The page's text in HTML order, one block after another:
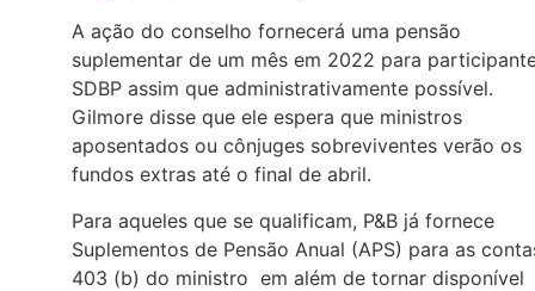
A ação do conselho fornecerá uma pensão
suplementar de um mês em 2022 para
SDBP assim que administrativamente possível.
Gilmore disse que ele espera que ministros
aposentados ou cônjuges sobreviventes verão os
fundos extras até o final de abril.
Para aqueles que se qualificam, P&B já fornece
Suplementos de Pensão Anual (APS) para as
403 (b) do ministro em além de tornar disponível